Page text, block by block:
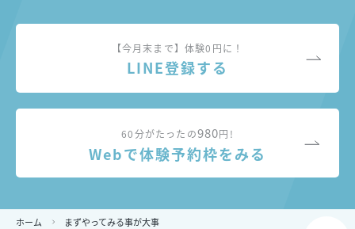
【今月末まで】体験0円に！
LINE登録する
60分がたったの980円!
Webで体験予約枠をみる
ホーム まずやってみる事が大事